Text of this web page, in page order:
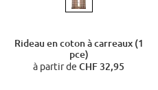
Rideau en coton à carreaux (1
pce)
à partir deCHF 32,95